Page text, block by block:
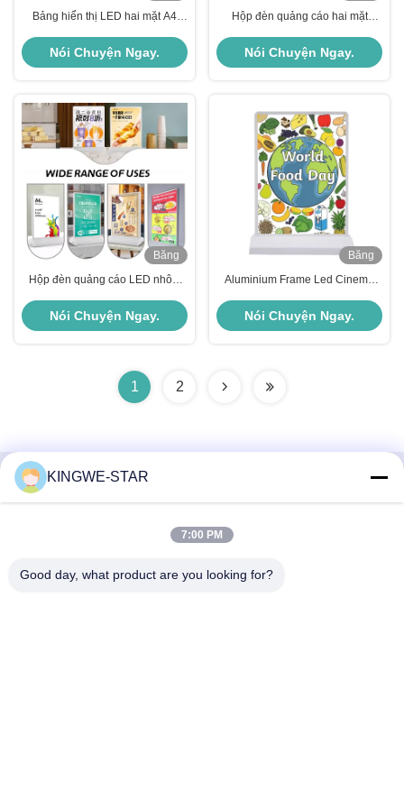
hình
Bảng hiển thị LED hai mặt A4
Nói Chuyện Ngay.
hình
Hộp đèn quảng cáo hai mặt
Nói Chuyện Ngay.
Băng
hình
Hộp đèn quảng cáo LED nhôm
nhà / ngoài trời DC5V
Nói Chuyện Ngay.
Băng
Aluminium Frame Led Cinema
Light Box Bảng thực đơn Bảng
Nói Chuyện Ngay.
1 2
Liên lạc nhanh
Fuyong, Quận Baoan, Thâm Quyến, Quảng Đông, Trung
KINGWE-STAR
7:00 PM
Good day, what product are you looking for?